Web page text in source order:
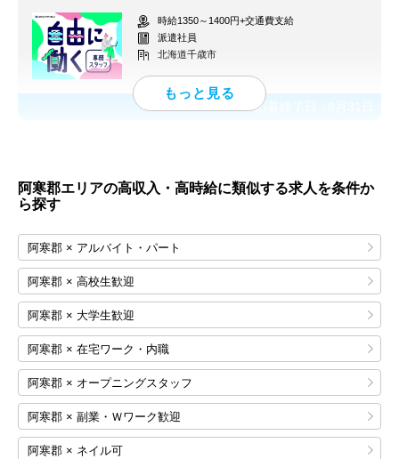
時給1350～1400円+交通費支給
派遣社員
北海道千歳市
応募終了日：
阿寒郡エリアの高収入・高時給に類似する求人を条件か
ら探す
阿寒郡 × アルバイト・パート
阿寒郡 × 高校生歓迎
阿寒郡 × 大学生歓迎
阿寒郡 × 在宅ワーク・内職
阿寒郡 × オープニングスタッフ
阿寒郡 × 副業・Ｗワーク歓迎
阿寒郡 × ネイル可